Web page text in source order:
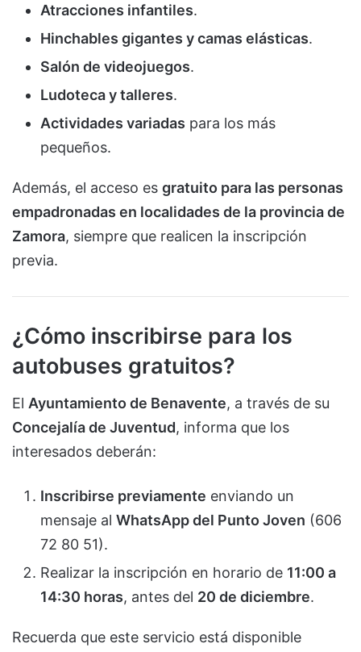
Atracciones infantiles.
Hinchables gigantes y camas elásticas.
Salón de videojuegos.
Ludoteca y talleres.
Actividades variadas para los más
pequeños.
Además, el acceso es gratuito para las personas
empadronadas en localidades de la provincia de
Zamora, siempre que realicen la inscripción
previa.
¿Cómo inscribirse para los
autobuses gratuitos?
El Ayuntamiento de Benavente, a través de su
Concejalía de Juventud, informa que los
interesados deberán:
Inscribirse previamente enviando un
mensaje al WhatsApp del Punto Joven (606
72 80 51).
Realizar la inscripción en horario de 11:00 a
14:30 horas, antes del 20 de diciembre.
Recuerda que este servicio está disponible